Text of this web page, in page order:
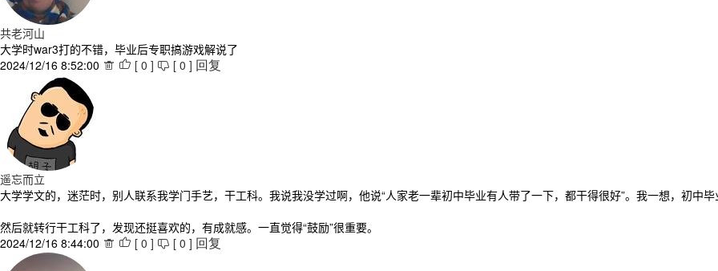
共老河山
大学时war3打的不错，毕业后专职搞游戏解说了
2024/12/16 8:52:00   [ 0 ]  [ 0 ] 回复
遥忘而立
大学学文的，迷茫时，别人联系我学门手艺，干工科。我说我没学过啊，他说“人家老一辈初中毕业有人带了一下，都干得很好”。我一想，初中
然后就转行干工科了，发现还挺喜欢的，有成就感。一直觉得“鼓励”很重要。
2024/12/16 8:44:00   [ 0 ]  [ 0 ] 回复